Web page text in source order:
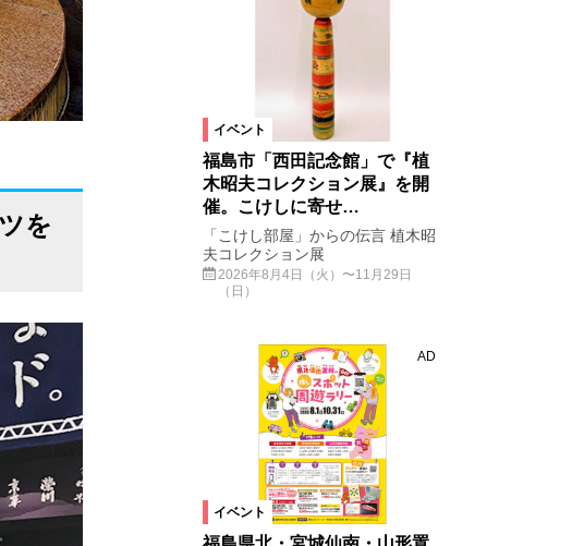
を
イベント
福島市「西田記念館」で『植
木昭夫コレクション展』を開
催。こけしに寄せ…
「こけし部屋」からの伝言 植木昭
夫コレクション展
2026年8月4日（火）〜11月29日
（日）
イベント
AD